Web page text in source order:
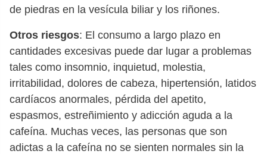
de piedras en la vesícula biliar y los riñones.
Otros riesgos: El consumo a largo plazo en
cantidades excesivas puede dar lugar a problemas
tales como insomnio, inquietud, molestia,
irritabilidad, dolores de cabeza, hipertensión, latidos
cardíacos anormales, pérdida del apetito,
espasmos, estreñimiento y adicción aguda a la
cafeína. Muchas veces, las personas que son
adictas a la cafeína no se sienten normales sin la